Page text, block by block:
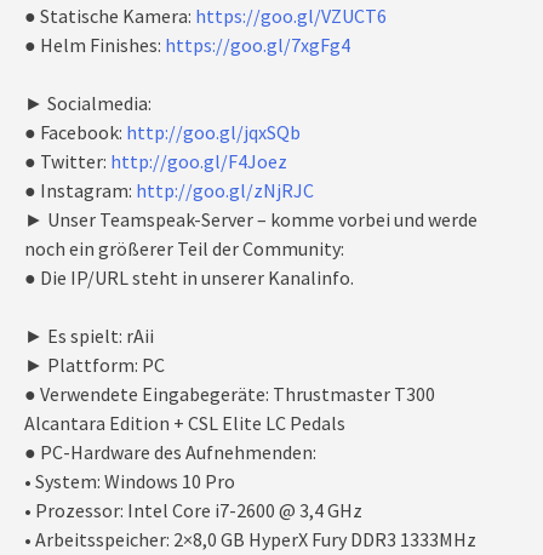
● Statische Kamera: https://goo.gl/VZUCT6
● Helm Finishes: https://goo.gl/7xgFg4
► Socialmedia:
● Facebook: http://goo.gl/jqxSQb
● Twitter: http://goo.gl/F4Joez
● Instagram: http://goo.gl/zNjRJC
► Unser Teamspeak-Server – komme vorbei und werde
noch ein größerer Teil der Community:
● Die IP/URL steht in unserer Kanalinfo.
► Es spielt: rAii
► Plattform: PC
● Verwendete Eingabegeräte: Thrustmaster T300
Alcantara Edition + CSL Elite LC Pedals
● PC-Hardware des Aufnehmenden:
• System: Windows 10 Pro
• Prozessor: Intel Core i7-2600 @ 3,4 GHz
• Arbeitsspeicher: 2×8,0 GB HyperX Fury DDR3 1333MHz